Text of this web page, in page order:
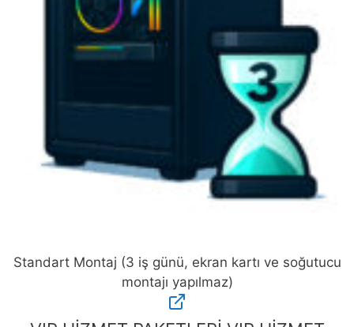
Standart Montaj (3 iş günü, ekran kartı ve soğutucu
montajı yapılmaz)
Montaj